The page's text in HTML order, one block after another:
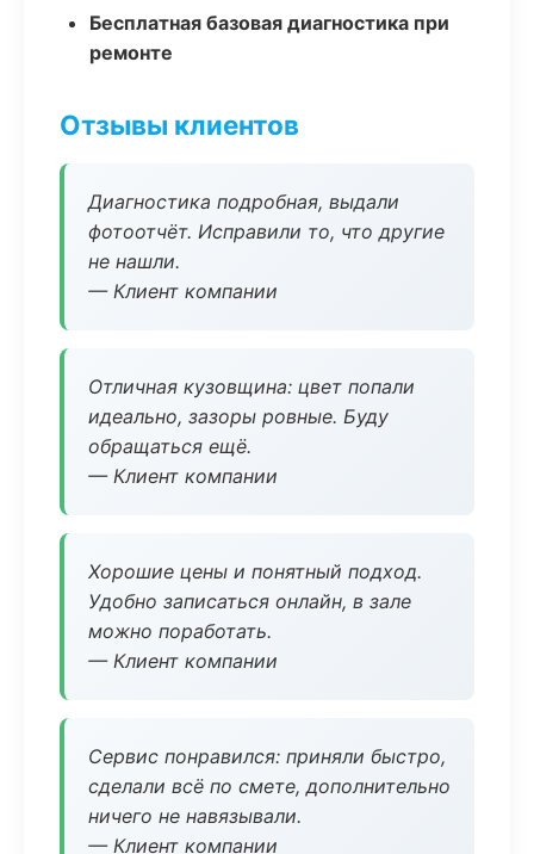
Бесплатная базовая диагностика при
ремонте
Отзывы клиентов
Диагностика подробная, выдали
фотоотчёт. Исправили то, что другие
не нашли.
— Клиент компании
Отличная кузовщина: цвет попали
идеально, зазоры ровные. Буду
обращаться ещё.
— Клиент компании
Хорошие цены и понятный подход.
Удобно записаться онлайн, в зале
можно поработать.
— Клиент компании
Сервис понравился: приняли быстро,
сделали всё по смете, дополнительно
ничего не навязывали.
— Клиент компании